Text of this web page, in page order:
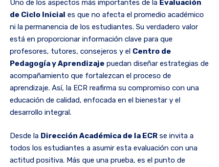
Uno de los aspectos más importantes de la Evaluación
de Ciclo Inicial es que no afecta el promedio académico
ni la permanencia de los estudiantes. Su verdadero valor
está en proporcionar información clave para que
profesores, tutores, consejeros y el Centro de
Pedagogía y Aprendizaje puedan diseñar estrategias de
acompañamiento que fortalezcan el proceso de
aprendizaje. Así, la ECR reafirma su compromiso con una
educación de calidad, enfocada en el bienestar y el
desarrollo integral.
Desde la Dirección Académica de la ECR se invita a
todos los estudiantes a asumir esta evaluación con una
actitud positiva. Más que una prueba, es el punto de